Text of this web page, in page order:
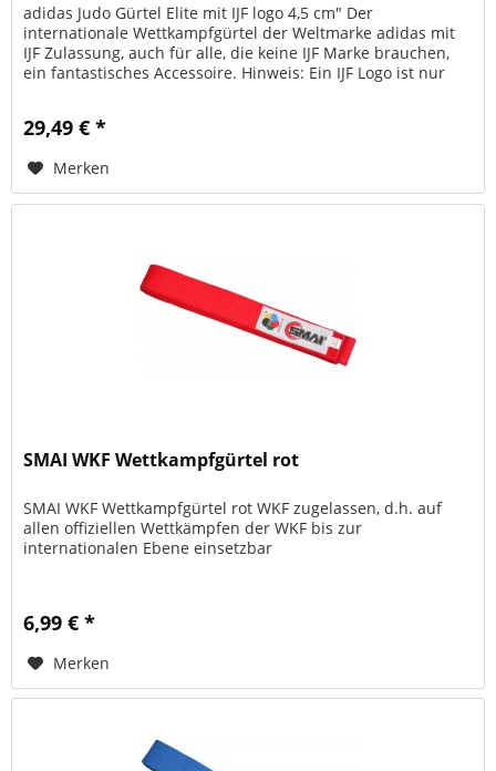
adidas Judo Gürtel Elite mit IJF logo 4,5 cm" Der
internationale Wettkampfgürtel der Weltmarke adidas mit
IJF Zulassung, auch für alle, die keine IJF Marke brauchen,
ein fantastisches Accessoire. Hinweis: Ein IJF Logo ist nur
29,49 € *
Merken
SMAI WKF Wettkampfgürtel rot
SMAI WKF Wettkampfgürtel rot WKF zugelassen, d.h. auf
allen offiziellen Wettkämpfen der WKF bis zur
internationalen Ebene einsetzbar
6,99 € *
Merken